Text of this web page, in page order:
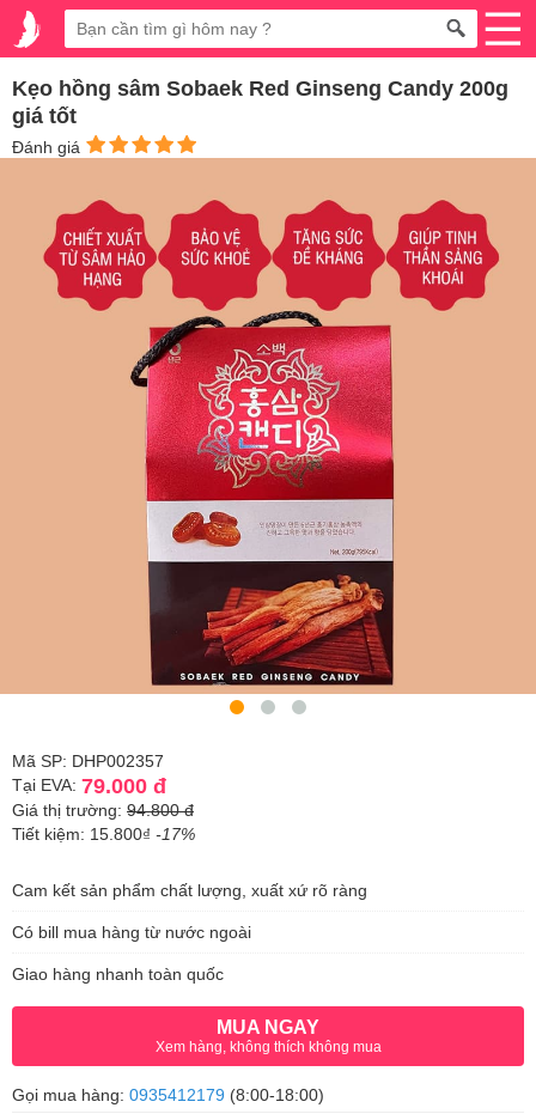
Kẹo hồng sâm Sobaek Red Ginseng Candy 200g
giá tốt
Đánh giá
Mã SP: DHP002357
Tại EVA: 79.000 đ
Giá thị trường: 94.800 đ
Tiết kiệm: 15.800₫ -17%
Cam kết sản phẩm chất lượng, xuất xứ rõ ràng
Có bill mua hàng từ nước ngoài
Giao hàng nhanh toàn quốc
MUA NGAY
Xem hàng, không thích không mua
Gọi mua hàng: 0935412179 (8:00-18:00)